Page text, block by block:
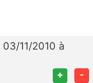
03/11/2010 à
+ -